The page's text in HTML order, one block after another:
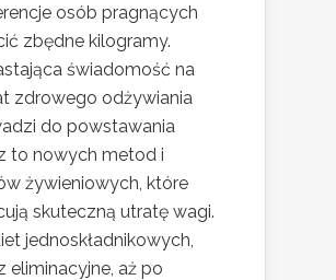
osób pragnących
zbędne kilogramy.
świadomość na
zdrowego odżywiania
do powstawania
to nowych metod i
żywieniowych, które
skuteczną utratę wagi.
jednoskładnikowych,
eliminacyjne, aż po